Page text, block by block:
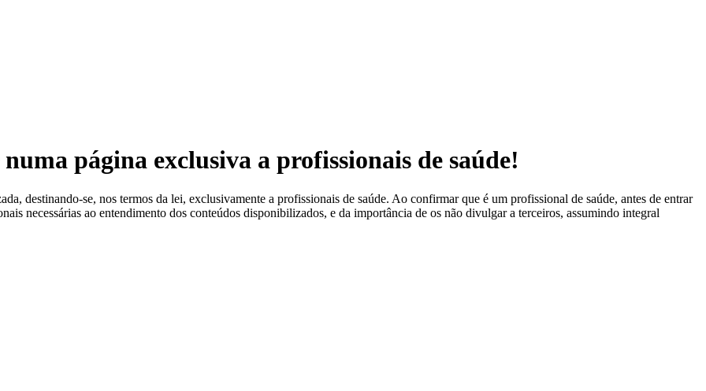
página exclusiva a profissionais de saúde!
destinando-se, nos termos da lei, exclusivamente a profissionais de saúde. Ao confirmar que é um profissional de saúde, antes de entrar
necessárias ao entendimento dos conteúdos disponibilizados, e da importância de os não divulgar a terceiros, assumindo integral